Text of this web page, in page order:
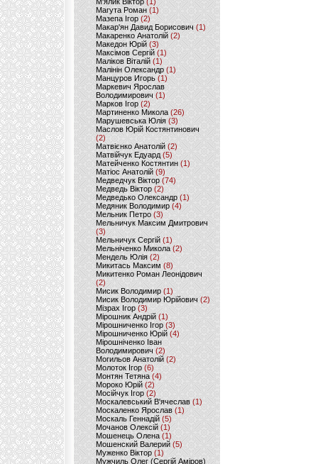
Магута Роман(1)
Мазепа Ігор (2)
Макар'ян Давид Борисович(1)
Макаренко Анатолій (2)
Македон Юрій(3)
Максімов Сергій (1)
Маліков Віталій (1)
Малінін Олександр (1)
Манцуров Игорь (1)
Маркевич Ярослав
Володимирович (1)
Марков Ігор (2)
Мартиненко Микола (26)
Марушевська Юлія (3)
Маслов Юрій Костянтинович
(2)
Матвієнко Анатолій (2)
Матвійчук Едуард(5)
Матейченко Костянтин (1)
Матіос Анатолій (9)
Медведчук Віктор(74)
Медведь Віктор (2)
Медведько Олександр (1)
Медяник Володимир(4)
Мельник Петро (3)
Мельничук Максим Дмитрович
(3)
Мельничук Сергій (1)
Мельніченко Микола (2)
Мендель Юлія (2)
Микитась Максим (8)
Микитенко Роман Леонідович
(2)
Мисик Володимир (1)
Мисик Володимир Юрійович(2)
Мізрах Ігор(3)
Мірошник Андрій(1)
Мірошниченко Ігор (3)
Мірошниченко Юрій(4)
Мірошніченко Іван
Володимирович (2)
Могильов Анатолій (2)
Молоток Ігор (6)
Монтян Тетяна (4)
Мороко Юрій(2)
Мосійчук Ігор (2)
Москалевський В'ячеслав (1)
Москаленко Ярослав (1)
Москаль Геннадій (5)
Мочанов Олексій(1)
Мошенець Олена(1)
Мошенский Валерий (5)
Муженко Віктор (1)
Мужчиль Олег (Сергій Аміров)